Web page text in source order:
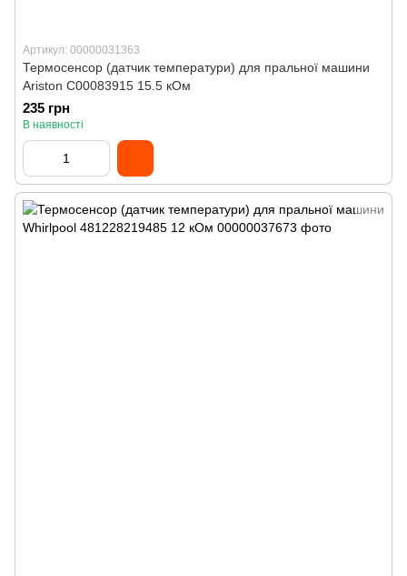
Артикул: 00000031363
Термосенсор (датчик температури) для пральної машини
Ariston C00083915 15.5 кОм
235 грн
В наявності